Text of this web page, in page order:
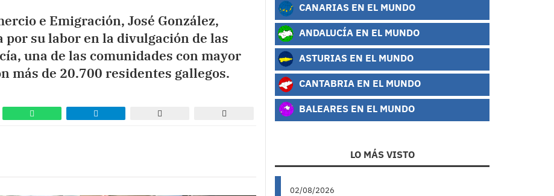
e Emigración, José González,
su labor en la divulgación de las
una de las comunidades con mayor
más de 20.700 residentes gallegos.
CANARIAS EN EL MUNDO
ANDALUCÍA EN EL MUNDO
ASTURIAS EN EL MUNDO
CANTABRIA EN EL MUNDO
BALEARES EN EL MUNDO
LO MÁS VISTO
02/08/2026